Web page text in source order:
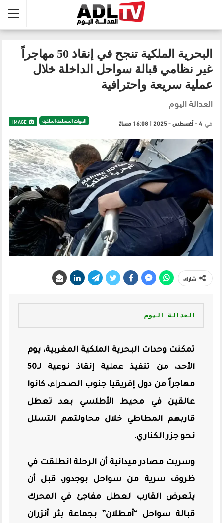
البحرية الملكية تنجح في إنقاذ 50 مهاجراً
غير نظامي قبالة سواحل الداخلة خلال
عملية سريعة واحترافية
العدالة اليوم
القوات المسلحة الملكية في 4 - أغسطس - 2025 | 16:08 مساءً
شارك
العدالة اليوم
تمكنت وحدات البحرية الملكية المغربية، يوم
الأحد، من تنفيذ عملية إنقاذ نوعية لـ50
مهاجراً من دول إفريقيا جنوب الصحراء، كانوا
عالقين في محيط الأطلسي بعد تعطل
قاربهم المطاطي خلال محاولتهم التسلل
نحو جزر الكناري.
وسربت مصادر ميدانية أن الرحلة انطلقت في
ظروف سرية من سواحل بوجدور، قبل أن
يتعرض القارب لعطل مفاجئ في المحرك
قبالة سواحل “أمطلان” بجماعة بئر أنزران